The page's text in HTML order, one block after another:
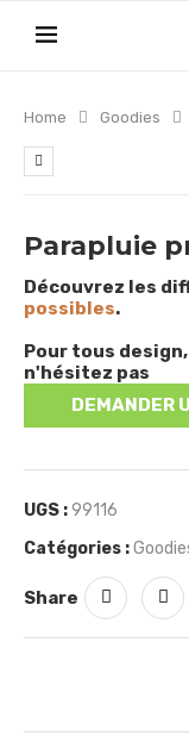
Home Goodies
Parapluie
Découvrez les
possibles.
Pour tous
n'hésitez pas
DEMANDER
UGS :99116
Catégories :
Share